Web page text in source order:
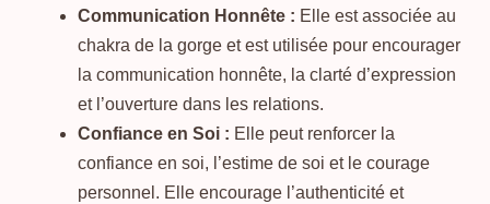
Communication Honnête : Elle est associée au
chakra de la gorge et est utilisée pour encourager
la communication honnête, la clarté d’expression
et l’ouverture dans les relations.
Confiance en Soi : Elle peut renforcer la
confiance en soi, l’estime de soi et le courage
personnel. Elle encourage l’authenticité et